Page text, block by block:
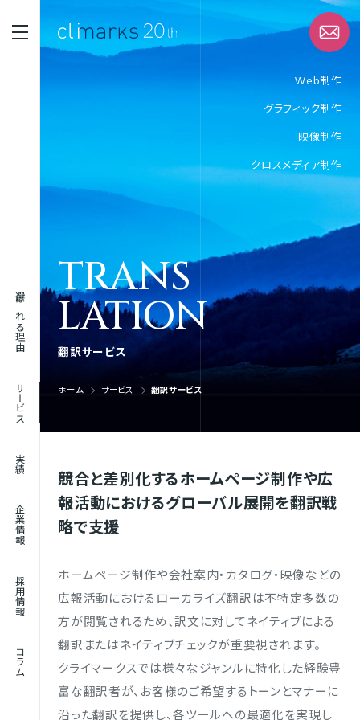
選ばれる理由
サービス
実績
企業情報
採用情報
コラム
SERVICE
WORK
ABOUT
RECRUIT
TRANS
LATION
翻訳サービス
ホーム サービス 翻訳サービス
Web制作
グラフィック制作
映像制作
クロスメディア制作
競合と差別化するホームページ制作や広
報活動におけるグローバル展開を翻訳戦
略で支援
ホームページ制作や会社案内・カタログ・映像などの
広報活動におけるローカライズ翻訳は不特定多数の
方が閲覧されるため、訳文に対してネイティブによる
翻訳またはネイティブチェックが重要視されます。
クライマークスでは様々なジャンルに特化した経験豊
富な翻訳者が、お客様のご希望するトーンとマナーに
沿った翻訳を提供し、各ツールへの最適化を実現し